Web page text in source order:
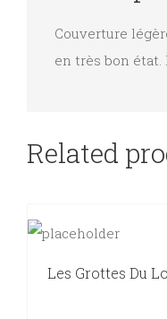
Couverture
en très bon état.
Related
Les Grottes Du